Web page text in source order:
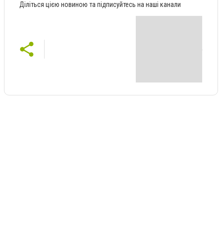
Діліться цією новиною та підписуйтесь на наші канали